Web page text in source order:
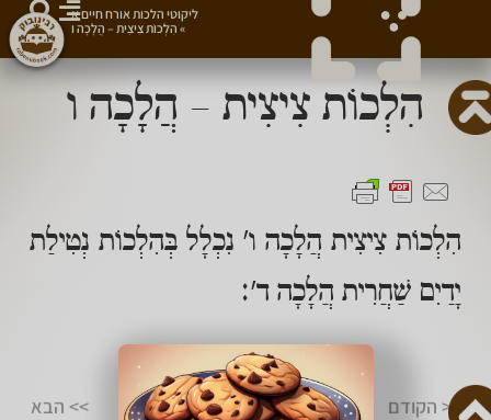
הִלְכוֹת צִיצִית – הֲלָכָה ו
הִלְכוֹת צִיצִית הֲלָכָה ו' נִכְלָל בְּהִלְכוֹת נְטִילַת
יָדַיִם שַׁחֲרִית הֲלָכָה ד':
מצווה לשתף 👈
<< הקודם >> הבא
ליקוטי הלכות אורח חיים א
» הִלְכוֹת צִיצִית – הֲלָכָה ו